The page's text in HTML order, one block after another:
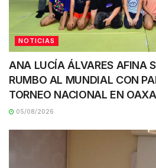
NOTICIAS
ANA LUCÍA ÁLVARES AFINA
RUMBO AL MUNDIAL CON
TORNEO NACIONAL EN
05/08/2026